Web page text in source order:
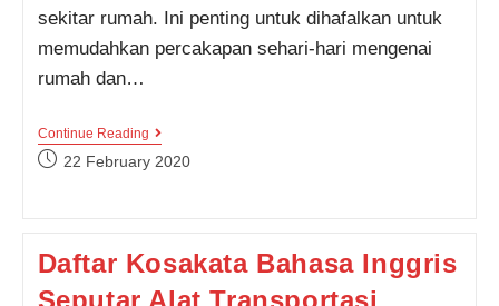
sekitar rumah. Ini penting untuk dihafalkan untuk
memudahkan percakapan sehari-hari mengenai
rumah dan…
Continue ReadingKosakata
Inggris
(Parts
Of
House)
Post22 February 2020
Daftar Kosakata Bahasa Inggris
Seputar Alat Transportasi